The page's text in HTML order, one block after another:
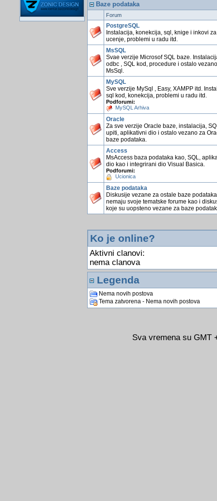
Baze podataka
Forum
PostgreSQL
Instalacija, konekcija, sql, knige i inkovi za
ucenje, problemi u radu itd.
MsSQL
Svae verzije Microsof SQL baze.
odbc , SQL kod, procedure i ostalo
MsSql.
MySQL
Sve verzije MySql , Easy, XAMPP itd.
sql kod, konekcija, problemi u radu itd.
Podforumi:
MySQL Arhiva
Oracle
Za sve verzije Oracle baze, instalacija,
upiti, aplikativni dio i ostalo vezano za
baze podataka.
Access
MsAccess baza podataka kao, SQL,
dio kao i integrirani dio Visual Basica.
Podforumi:
Ucionica
Baze podataka
Diskusije vezane za ostale baze
nemaju svoje tematske forume kao i
koje su uopsteno vezane za baze
Ko je online?
Aktivni clanovi:
nema clanova
Legenda
Nema novih postova
Tema zatvorena - Nema novih postova
Sva vremena su GMT